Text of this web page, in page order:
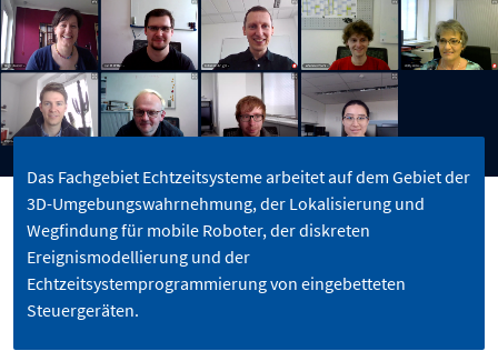
Das Fachgebiet Echtzeitsysteme arbeitet auf dem Gebiet der
3D-Umgebungswahrnehmung, der Lokalisierung und
Wegfindung für mobile Roboter, der diskreten
Ereignismodellierung und der
Echtzeitsystemprogrammierung von eingebetteten
Steuergeräten.